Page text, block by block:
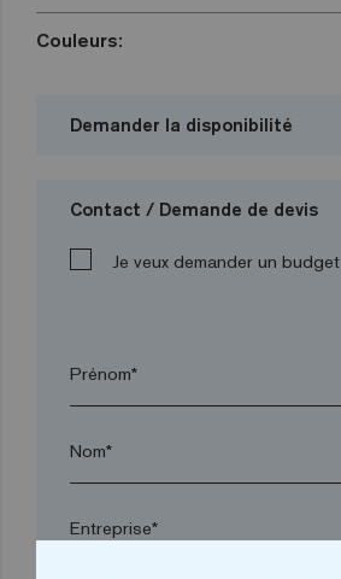
Couleurs:
Demander la disponibilité
Contact / Demande de devis
Je veux demander un budget
Prénom*
Nom*
Entreprise*